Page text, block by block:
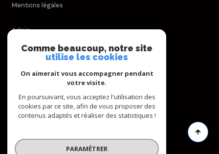
Mentions légales
Admin
Nos honoraires
Cookies
© 2026 | Tous droits réservés
Comme beaucoup, notre site
utilise les cookies
On aimerait vous accompagner pendant
votre visite.
En poursuivant, vous acceptez l'utilisation des
cookies par ce site, afin de vous proposer des
contenus adaptés et réaliser des statistiques !
PARAMÉTRER